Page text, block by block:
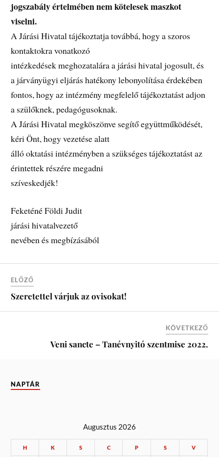
jogszabály értelmében nem kötelesek maszkot
viselni.
A Járási Hivatal tájékoztatja továbbá, hogy a szoros
kontaktokra vonatkozó
intézkedések meghozatalára a járási hivatal jogosult, és
a járványügyi eljárás hatékony lebonyolítása érdekében
fontos, hogy az intézmény megfelelő tájékoztatást adjon
a szülőknek, pedagógusoknak.
A Járási Hivatal megköszönve segítő együttműködését,
kéri Önt, hogy vezetése alatt
álló oktatási intézményben a szükséges tájékoztatást az
érintettek részére megadni
szíveskedjék!
Feketéné Földi Judit
járási hivatalvezető
nevében és megbízásából
ELŐZŐ
Szeretettel várjuk az ovisokat!
KÖVETKEZŐ
Veni sancte – Tanévnyitó szentmise 2022.
NAPTÁR
Augusztus 2026
H K S C P S V